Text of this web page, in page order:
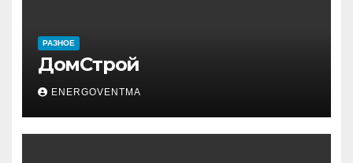
РАЗНОЕ
ДомСтрой
ENERGOVENTMA